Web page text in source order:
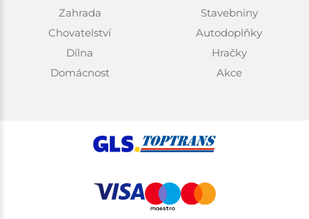
Zahrada
Chovatelství
Dílna
Domácnost
Stavebniny
Autodoplňky
Hračky
Akce